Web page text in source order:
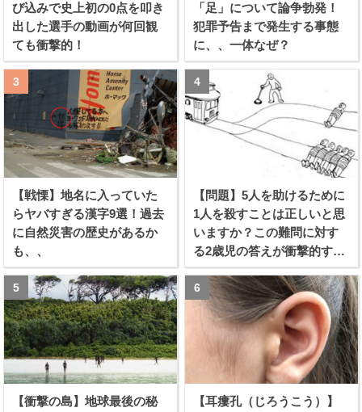
び込みで史上初の0点を叩き
出した選手の動画が何回観
ても衝撃的！
「足」について論争勃発！
犯罪予告まで発生する事態
に、、一体なぜ？
【戦慄】地名に入っていた
らヤバすぎる漢字9選！過去
に自然災害の歴史があるか
も、、
【問題】5人を助けるために
1人を殺すことは正しいと思
いますか？この難問に対す
る2歳児の答えが衝撃的すぎ
る！！
【衝撃の島】地球最後の秘
【耳瘻孔（じろうこう）】